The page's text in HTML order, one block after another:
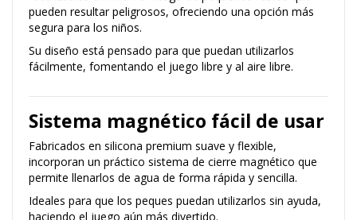
pueden resultar peligrosos, ofreciendo una opción más
segura para los niños.
Su diseño está pensado para que puedan utilizarlos
fácilmente, fomentando el juego libre y al aire libre.
Sistema magnético fácil de usar
Fabricados en silicona premium suave y flexible,
incorporan un práctico sistema de cierre magnético que
permite llenarlos de agua de forma rápida y sencilla.
Ideales para que los peques puedan utilizarlos sin ayuda,
haciendo el juego aún más divertido.